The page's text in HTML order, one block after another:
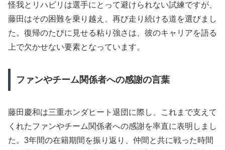
怪我とリハビリは選手にとって避けられない試練ですが、
藤田はその困難を乗り越え、再び走り続ける道を選びまし
た。復帰のたびに見せる粘り強さは、彼のキャリアを語る
上で欠かせない要素となっています。
ファンやチーム関係者への感謝の言葉
藤田慶和は三重ホンダヒート退団に際し、これまで支えて
くれたファンやチーム関係者への感謝を率直に表明しまし
た。3年間の在籍期間を振り返り、仲間と共に戦った時間